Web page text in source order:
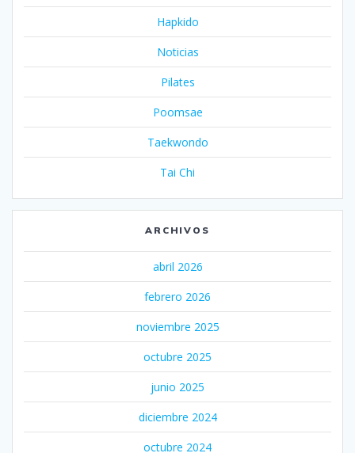
Hapkido
Noticias
Pilates
Poomsae
Taekwondo
Tai Chi
ARCHIVOS
abril 2026
febrero 2026
noviembre 2025
octubre 2025
junio 2025
diciembre 2024
octubre 2024